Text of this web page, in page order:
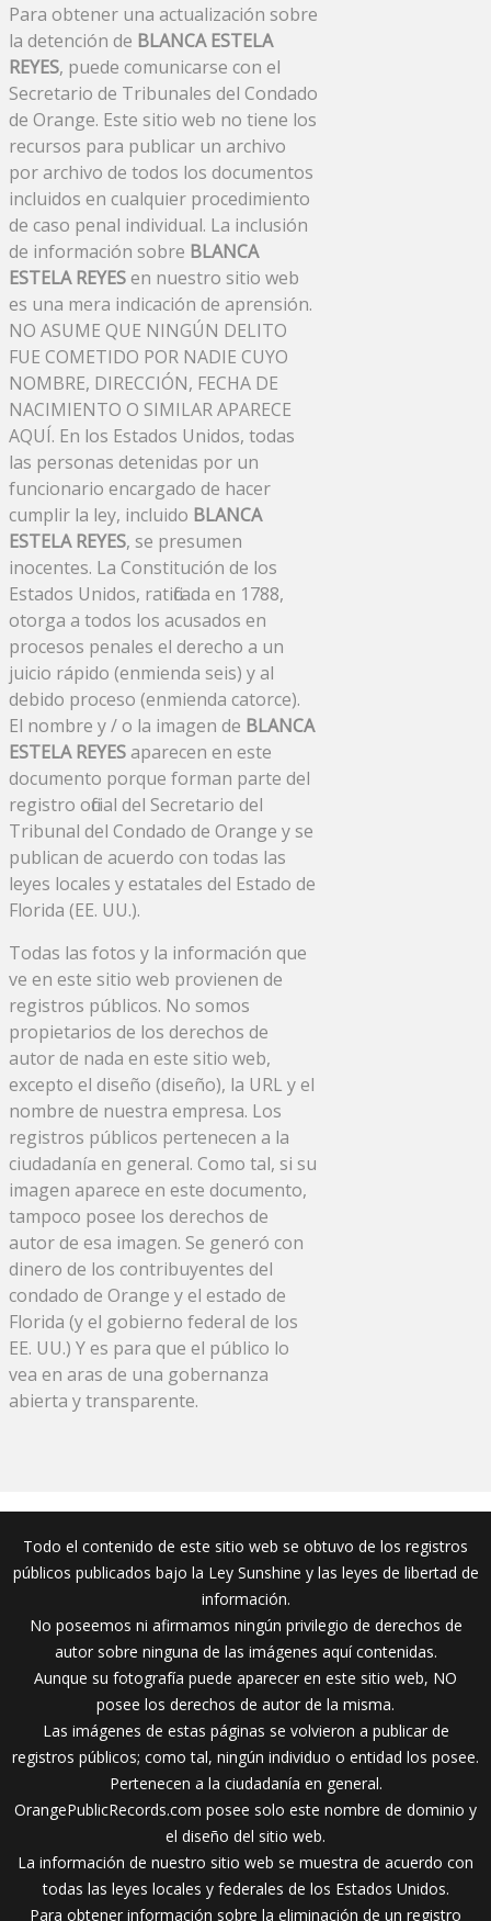
Para obtener una actualización sobre
la detención de BLANCA ESTELA
REYES, puede comunicarse con el
Secretario de Tribunales del Condado
de Orange. Este sitio web no tiene los
recursos para publicar un archivo
por archivo de todos los documentos
incluidos en cualquier procedimiento
de caso penal individual. La inclusión
de información sobre BLANCA
ESTELA REYESen nuestro sitio web
es una mera indicación de aprensión.
NO ASUME QUE NINGÚN DELITO
FUE COMETIDO POR NADIE CUYO
NOMBRE, DIRECCIÓN, FECHA DE
NACIMIENTO O SIMILAR APARECE
AQUÍ. En los Estados Unidos, todas
las personas detenidas por un
funcionario encargado de hacer
cumplir la ley, incluido BLANCA
ESTELA REYES, se presumen
inocentes. La Constitución de los
Estados Unidos, ratificada en 1788,
otorga a todos los acusados ​​en
procesos penales el derecho a un
juicio rápido (enmienda seis) y al
debido proceso (enmienda catorce).
El nombre y / o la imagen de BLANCA
ESTELA REYESaparecen en este
documento porque forman parte del
registro oficial del Secretario del
Tribunal del Condado de Orange y se
publican de acuerdo con todas las
leyes locales y estatales del Estado de
Florida (EE. UU.).
Todas las fotos y la información que
ve en este sitio web provienen de
registros públicos. No somos
propietarios de los derechos de
autor de nada en este sitio web,
excepto el diseño (diseño), la URL y el
nombre de nuestra empresa. Los
registros públicos pertenecen a la
ciudadanía en general. Como tal, si su
imagen aparece en este documento,
tampoco posee los derechos de
autor de esa imagen. Se generó con
dinero de los contribuyentes del
condado de Orange y el estado de
Florida (y el gobierno federal de los
EE. UU.) Y es para que el público lo
vea en aras de una gobernanza
abierta y transparente.
Todo el contenido de este sitio web se obtuvo de los registros
públicos publicados bajo la Ley Sunshine y las leyes de libertad de
información.
No poseemos ni afirmamos ningún privilegio de derechos de
autor sobre ninguna de las imágenes aquí contenidas.
Aunque su fotografía puede aparecer en este sitio web, NO
posee los derechos de autor de la misma.
Las imágenes de estas páginas se volvieron a publicar de
registros públicos; como tal, ningún individuo o entidad los posee.
Pertenecen a la ciudadanía en general.
OrangePublicRecords.com posee solo este nombre de dominio y
el diseño del sitio web.
La información de nuestro sitio web se muestra de acuerdo con
todas las leyes locales y federales de los Estados Unidos.
Para obtener información sobre la eliminación de un registro